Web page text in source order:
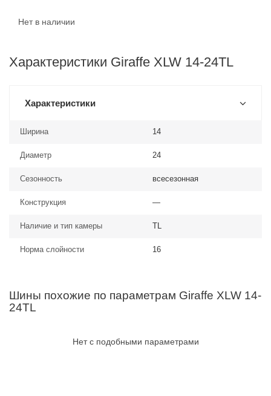
Нет в наличии
Характеристики Giraffe XLW 14-24TL
Характеристики
Ширина 14
Диаметр 24
Сезонность всесезонная
Конструкция —
Наличие и тип камеры TL
Норма слойности 16
Шины похожие по параметрам Giraffe XLW 14-
24TL
Нет с подобными параметрами